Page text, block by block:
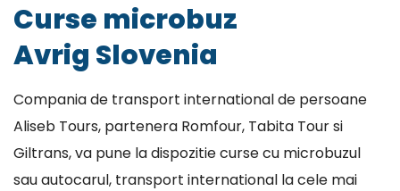
Curse microbuz
Avrig Slovenia
Compania de transport international de persoane
Aliseb Tours, partenera Romfour, Tabita Tour si
Giltrans, va pune la dispozitie curse cu microbuzul
sau autocarul, transport international la cele mai